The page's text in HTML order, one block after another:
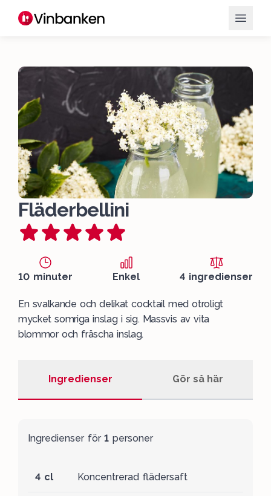
Fläderbellini
10 minuter Enkel 4 ingredienser
En svalkande och delikat cocktail med otroligt
mycket somriga inslag i sig. Massvis av vita
blommor och fräscha inslag.
Ingredienser Gör så här
Ingredienser för1 personer
4 cl Koncentrerad flädersaft